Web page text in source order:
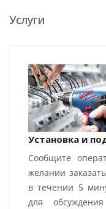
Услуги
Установка и
Сообщите
желании
в течении 5
для